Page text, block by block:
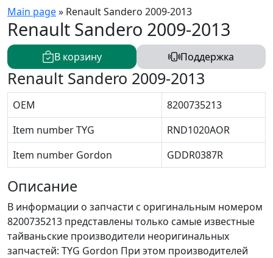
Main page» Renault Sandero 2009-2013
Renault Sandero 2009-2013
В корзину Поддержка
Renault Sandero 2009-2013
OEM
8200735213
Item number TYG
RND1020AOR
Item number Gordon
GDDR0387R
Описание
В информации о запчасти с оригинальным номером
8200735213 представлены только самые известные
тайваньские производители неоригинальных
запчастей: TYG Gordon При этом производителей